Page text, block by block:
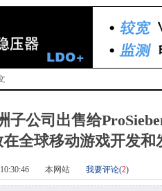
子公司出售给
全球移动游戏开发和
本网站 我要评论(2)